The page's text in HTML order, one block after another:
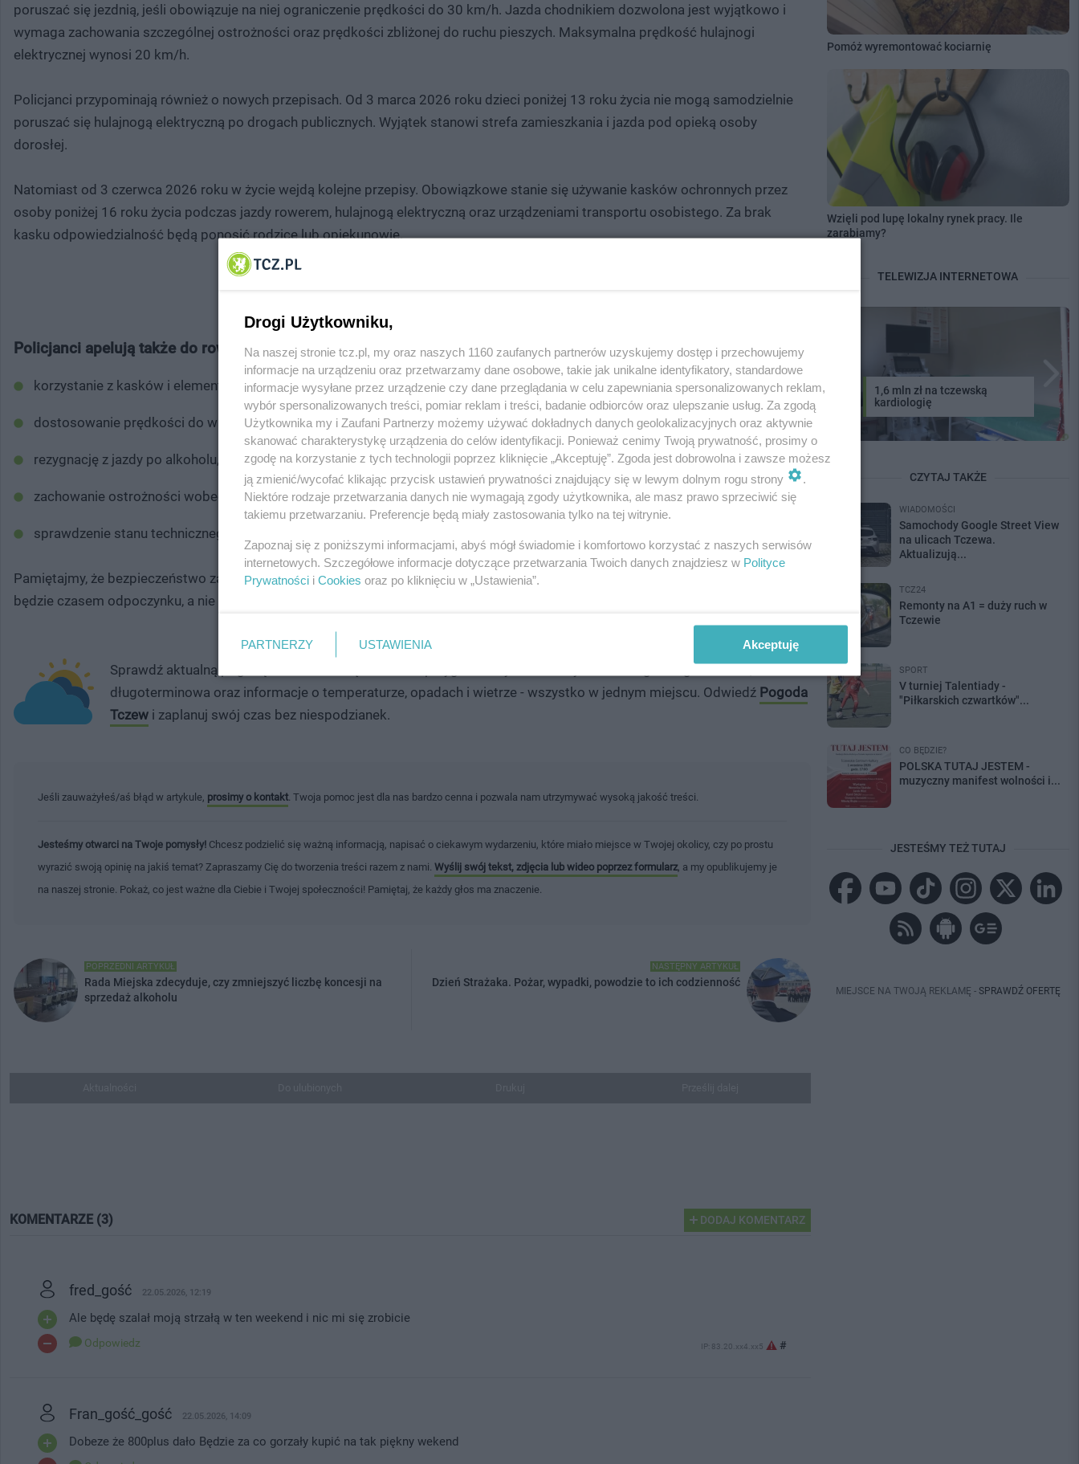
poruszać się jezdnią, jeśli obowiązuje na niej ograniczenie prędkości do 30 km/h. Jazda chodnikiem dozwolona jest wyjątkowo i
wymaga zachowania szczególnej ostrożności oraz prędkości zbliżonej do ruchu pieszych. Maksymalna prędkość hulajnogi
elektrycznej wynosi 20 km/h.
Policjanci przypominają również o nowych przepisach. Od 3 marca 2026 roku dzieci poniżej 13 roku życia nie mogą samodzielnie
poruszać się hulajnogą elektryczną po drogach publicznych. Wyjątek stanowi strefa zamieszkania i jazda pod opieką osoby
dorosłej.
Natomiast od 3 czerwca 2026 roku w życie wejdą kolejne przepisy. Obowiązkowe stanie się używanie kasków ochronnych przez
osoby poniżej 16 roku życia podczas jazdy rowerem, hulajnogą elektryczną oraz urządzeniami transportu osobistego. Za brak
kasku odpowiedzialność będą ponosić rodzice lub opiekunowie.
Policjanci apelują także do rowerzystów i użytkowników hulajnóg o:
korzystanie z kasków i elementów odblaskowych,
dostosowanie prędkości do warunków na drodze,
rezygnację z jazdy po alkoholu,
zachowanie ostrożności wobec pieszych,
sprawdzenie stanu technicznego pojazdu przed wyjazdem.
Pamiętajmy, że bezpieczeństwo zależy przede wszystkim od naszego rozsądku i odpowiedzialnego zachowania. Niech ten weekend
będzie czasem odpoczynku, a nie niebezpiecznych zdarzeń.
Sprawdź aktualną pogodę w Tczewie i bądź zawsze przygotowany/a na każdy dzień! Prognoza godzinowa,
długoterminowa oraz informacje o temperaturze, opadach i wietrze - wszystko w jednym miejscu. Odwiedź Pogoda
Tczew i zaplanuj swój czas bez niespodzianek.
Jeśli zauważyłeś/aś błąd w artykule, prosimy o kontakt . Twoja pomoc jest dla nas bardzo cenna i pozwala nam utrzymywać wysoką jakość treści.
Jesteśmy otwarci na Twoje pomysły! Chcesz podzielić się ważną informacją, napisać o ciekawym wydarzeniu, które miało miejsce w Twojej okolicy, czy po prostu
wyrazić swoją opinię na jakiś temat? Zapraszamy Cię do tworzenia treści razem z nami. Wyślij swój tekst, zdjęcia lub wideo poprzez formularz , a my opublikujemy je
na naszej stronie. Pokaż, co jest ważne dla Ciebie i Twojej społeczności! Pamiętaj, że każdy głos ma znaczenie.
POPRZEDNI ARTYKUŁ
Rada Miejska zdecyduje, czy zmniejszyć liczbę koncesji na
sprzedaż alkoholu
NASTĘPNY ARTYKUŁ
Dzień Strażaka. Pożar, wypadki, powodzie to ich codzienność
KOMENTARZE (3) DODAJ KOMENTARZ
fred_gość 22.05.2026, 12:19
Ale będę szalał moją strzałą w ten weekend i nic mi się zrobicie
Odpowiedz IP: 83.20.xx4.xx5 #
Fran_gość_gość 22.05.2026, 14:09
Dobeze że 800plus dało Będzie za co gorzały kupić na tak piękny wekend
Pomóż wyremontować kociarnię
Wzięli pod lupę lokalny rynek pracy. Ile
zarabiamy?
TELEWIZJA INTERNETOWA
1,6 mln zł na tczewską
kardiologię
CZYTAJ TAKŻE
WIADOMOŚCI
Samochody Google Street View
na ulicach Tczewa.
Aktualizują...
TCZ24
Remonty na A1 = duży ruch w
Tczewie
SPORT
V turniej Talentiady -
"Piłkarskich czwartków"...
CO BĘDZIE?
POLSKA TUTAJ JESTEM -
muzyczny manifest wolności i...
JESTEŚMY TEŻ TUTAJ
MIEJSCE NA TWOJĄ REKLAMĘ - SPRAWDŹ OFERTĘ
Drogi Użytkowniku,
Na naszej stronie tcz.pl, my oraz naszych 1160 zaufanych partnerów uzyskujemy dostęp i przechowujemy
informacje na urządzeniu oraz przetwarzamy dane osobowe, takie jak unikalne identyfikatory, standardowe
informacje wysyłane przez urządzenie czy dane przeglądania w celu zapewniania spersonalizowanych reklam,
wybór spersonalizowanych treści, pomiar reklam i treści, badanie odbiorców oraz ulepszanie usług. Za zgodą
Użytkownika my i Zaufani Partnerzy możemy używać dokładnych danych geolokalizacyjnych oraz aktywnie
skanować charakterystykę urządzenia do celów identyfikacji. Ponieważ cenimy Twoją prywatność, prosimy o
zgodę na korzystanie z tych technologii poprzez kliknięcie „Akceptuję”. Zgoda jest dobrowolna i zawsze możesz
ją zmienić/wycofać klikając przycisk ustawień prywatności znajdujący się w lewym dolnym rogu strony
.
Niektóre rodzaje przetwarzania danych nie wymagają zgody użytkownika, ale masz prawo sprzeciwić się
takiemu przetwarzaniu. Preferencje będą miały zastosowania tylko na tej witrynie.
Zapoznaj się z poniższymi informacjami, abyś mógł świadomie i komfortowo korzystać z naszych serwisów
internetowych. Szczegółowe informacje dotyczące przetwarzania Twoich danych znajdziesz w Polityce
Prywatności i Cookies oraz po kliknięciu w „Ustawienia”.
PARTNERZY USTAWIENIA Akceptuję